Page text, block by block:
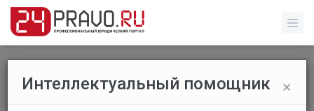
Все вопросы / Прочее ×
Интеллектуальный помощник